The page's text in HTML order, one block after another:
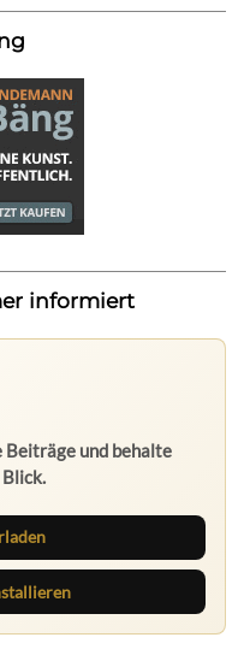
informiert
Beiträge und behalte